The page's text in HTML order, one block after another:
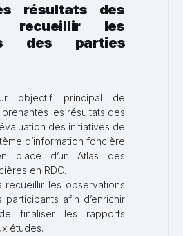
résultats des
recueillir les
des parties
objectif principal de
les résultats des
des initiatives de
d’information foncière
place d’un Atlas des
en RDC.
recueillir les observations
afin d’enrichir
finaliser les rapports
études.